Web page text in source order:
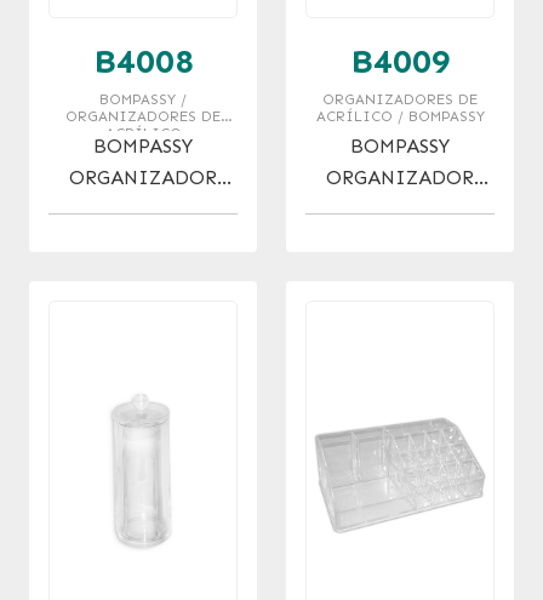
B4008
BOMPASSY /
ORGANIZADORES DE
ACRÍLICO
BOMPASSY
ORGANIZADOR
P/ESMALTES X 9
B4009
ORGANIZADORES DE
ACRÍLICO / BOMPASSY
BOMPASSY
ORGANIZADOR
P/ESMALTES X 15